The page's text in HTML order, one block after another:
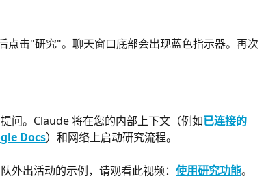
点击"研究"。聊天窗口底部会出现蓝色指示器。再次
问。Claude 将在您的内部上下文（例如已连接的
Docs）和网络上启动研究流程。
外出活动的示例，请观看此视频： 使用研究功能。